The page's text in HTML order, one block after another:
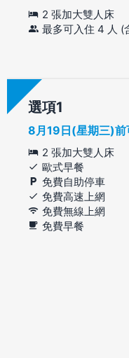
2 張加大雙人床
最多可入住 4 人 (
選項
8月19日(星期三)前
2 張加大雙人床
歐式早餐
免費自助停車
免費高速上網
免費無線上網
免費早餐